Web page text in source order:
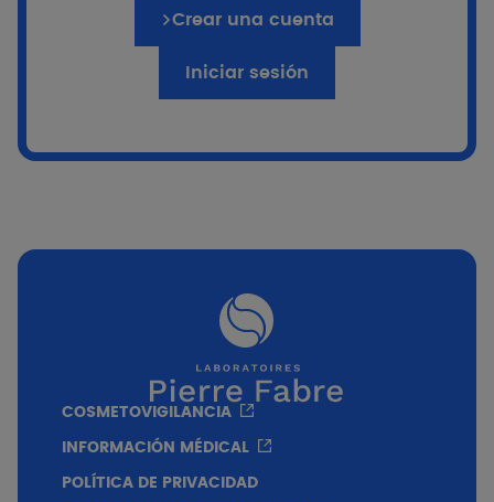
remisión (desaparición de las manchas).
es importante utilizar un tratamiento de
de la piel. De este modo, se romperá el
Crear una cuenta
Iniciar sesión
COSMETOVIGILANCIA
INFORMACIÓN MÉDICAL
POLÍTICA DE PRIVACIDAD